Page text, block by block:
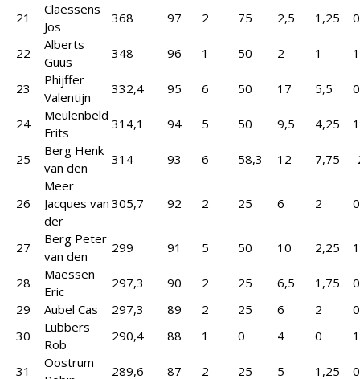
21
Claessens
Jos
368 97 2 75 2,5 1,25 0
22
Alberts
Guus
348 96 1 50 2 1 1
23
Phijffer
Valentijn
332,4 95 6 50 17 5,5 0
24
Meulenbeld
Frits
314,1 94 5 50 9,5 4,25 1
25
Berg Henk
van den
314 93 6 58,3 12 7,75
26
Meer
Jacques van
der
305,7 92 2 25 6 2 0
27
Berg Peter
van den
299 91 5 50 10 2,25 1
28
Maessen
Eric
297,3 90 2 25 6,5 1,75 0
29 Aubel Cas 297,3 89 2 25 6 2
0
30
Lubbers
Rob
290,4 88 1 0 4 0 1
31
Oostrum
289,6 87 2 25 5 1,25 0